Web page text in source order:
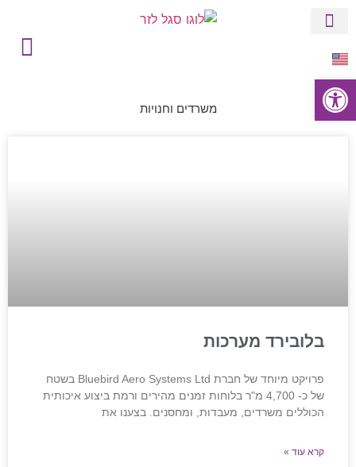
פתח סרגל נגישות
משרדים וחנויות
בלובירד מערכות
פרויקט מיוחד של חברת Bluebird Aero Systems Ltd בשטח
של כ- 4,700 מ"ר בלוחות זמנים מהירים ורמת ביצוע איכותית
הכוללים משרדים, מעבדות, ומחסנים. בצענו את
קרא עוד »